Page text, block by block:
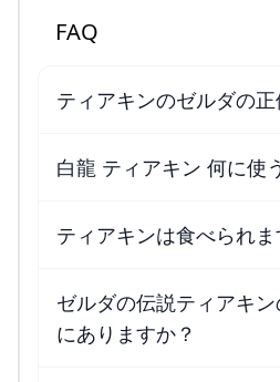
FAQ
ティアキンのゼルダの正
白龍 ティアキン 何に使
ティアキンは食べられま
ゼルダの伝説ティアキ
にありますか？